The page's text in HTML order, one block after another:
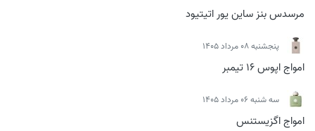
مرسدس بنز ساین یور اتیتیود
پنجشنبه 08 مرداد 1405
امواج اپوس 16 تیمبر
سه شنبه 06 مرداد 1405
امواج اگزیستنس